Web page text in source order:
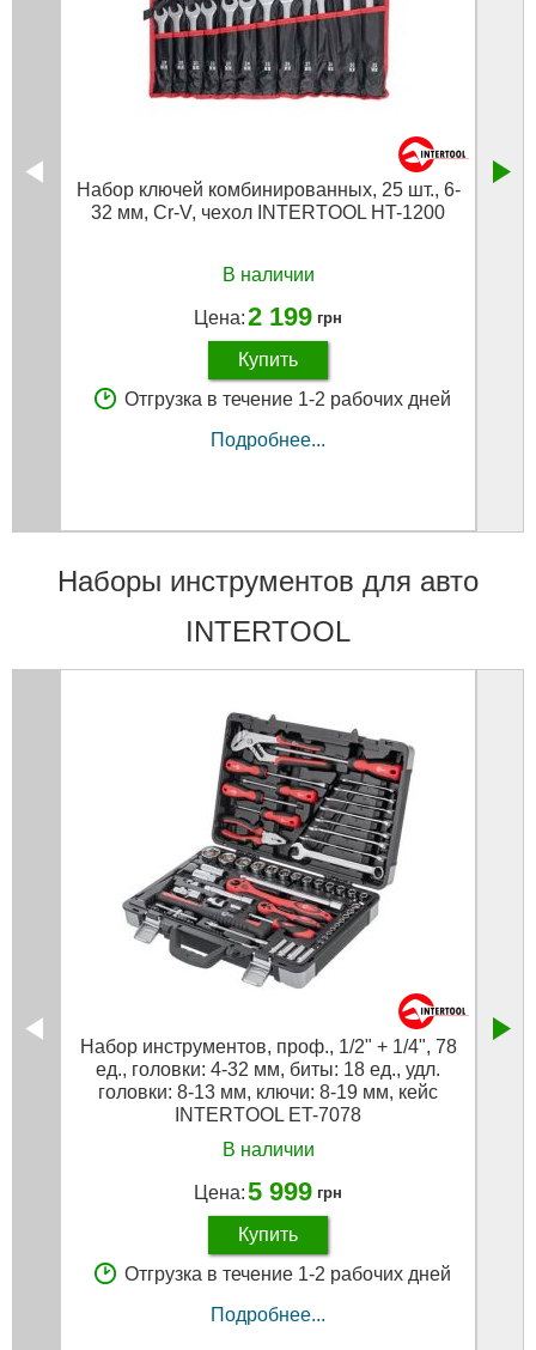
Набор ключей комбинированных, 25 шт., 6-
32 мм, Cr-V, чехол INTERTOOL HT-1200
В наличии
Цена:2 199 грн
Купить
Отгрузка в течение 1-2 рабочих дней
Подробнее...
Наборы инструментов для авто
INTERTOOL
Набор инструментов, проф., 1/2" + 1/4", 78
ед., головки: 4-32 мм, биты: 18 ед., удл.
головки: 8-13 мм, ключи: 8-19 мм, кейс
INTERTOOL ET-7078
В наличии
Цена:5 999 грн
Купить
Отгрузка в течение 1-2 рабочих дней
Подробнее...